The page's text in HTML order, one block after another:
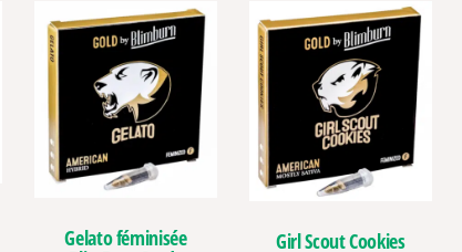
Gelato féminisée Girl Scout Cookies